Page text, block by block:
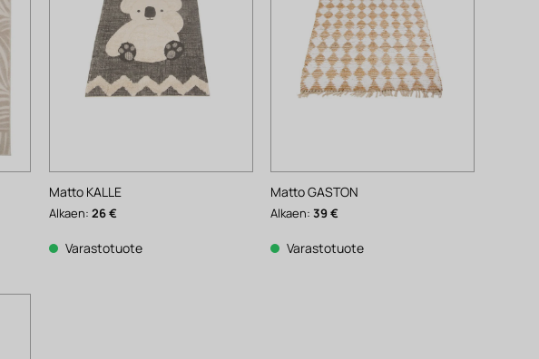
Matto KALLE
Alkaen: 26€
Varastotuote
Matto GASTON
Alkaen:39€
Varastotuote